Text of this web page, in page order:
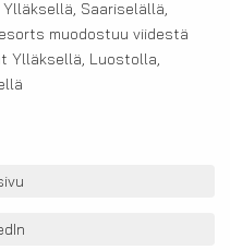
Saariselällä,
muodostuu viidestä
Ylläksellä, Luostolla,